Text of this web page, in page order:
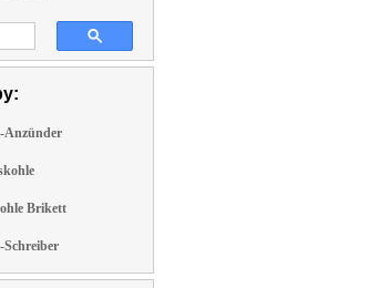
Anzünder
Brikett
Schreiber